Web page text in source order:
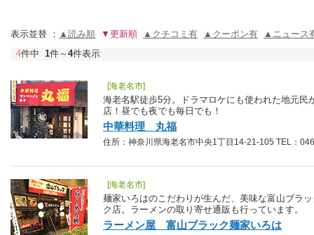
表示並替 ： ▲読み順 ▼更新順 ▲クチコミ有 ▲クーポン有
▲ニュース
4件中 1件～ 4件表示
[海老名市]
海老名駅徒歩5分。ドラマロケにも使われた地元民
店！昼でも夜でも毎日でも！
中華料理 丸福
住所：神奈川県海老名市中央1丁目14-21-105 TEL：
[海老名市]
麺家いろはのこだわりが生んだ、美味な富山ブラ
ク店。ラーメンの取り寄せ通販も行っています。
ラーメン屋 富山ブラック麺家いろは